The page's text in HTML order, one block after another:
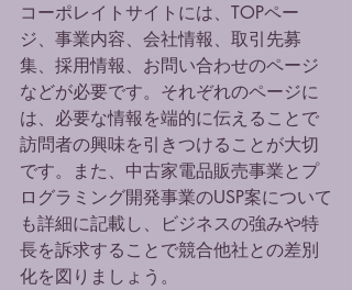
コーポレイトサイトには、TOPペー
ジ、事業内容、会社情報、取引先募
集、採用情報、お問い合わせのページ
などが必要です。それぞれのページに
は、必要な情報を端的に伝えることで
訪問者の興味を引きつけることが大切
です。また、中古家電品販売事業とプ
ログラミング開発事業のUSP案について
も詳細に記載し、ビジネスの強みや特
長を訴求することで競合他社との差別
化を図りましょう。